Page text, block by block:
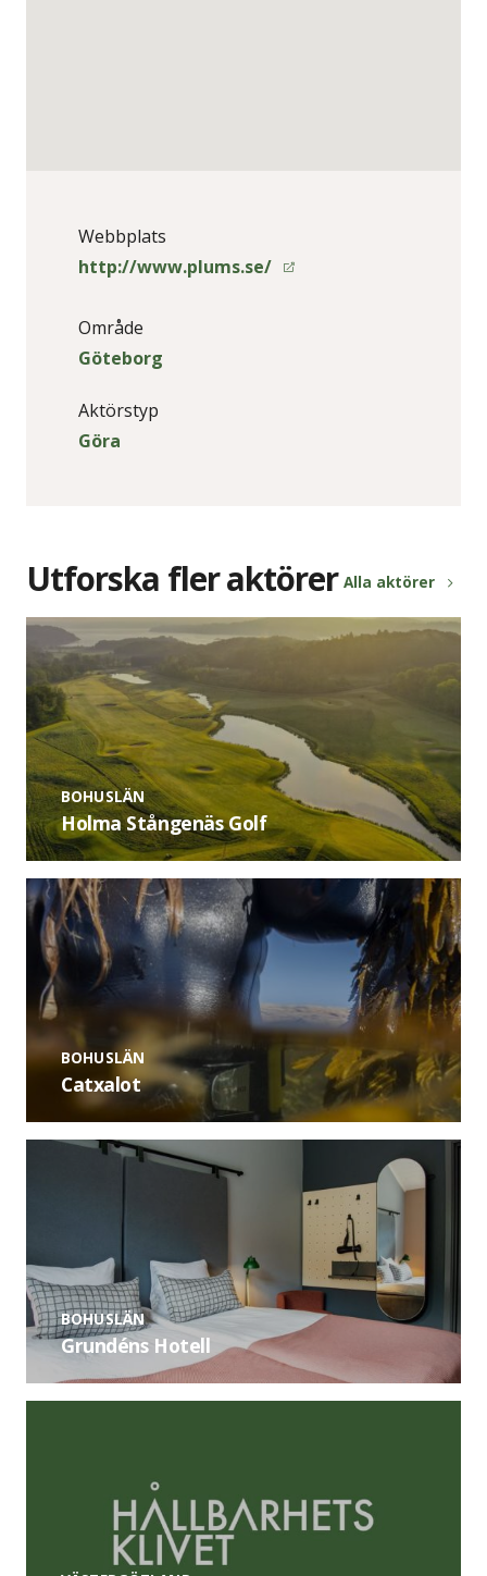
Webbplats
http://www.plums.se/
Område
Göteborg
Aktörstyp
Göra
Utforska fler aktörer Alla aktörer
BOHUSLÄN
Holma Stångenäs Golf
BOHUSLÄN
Catxalot
BOHUSLÄN
Grundéns Hotell